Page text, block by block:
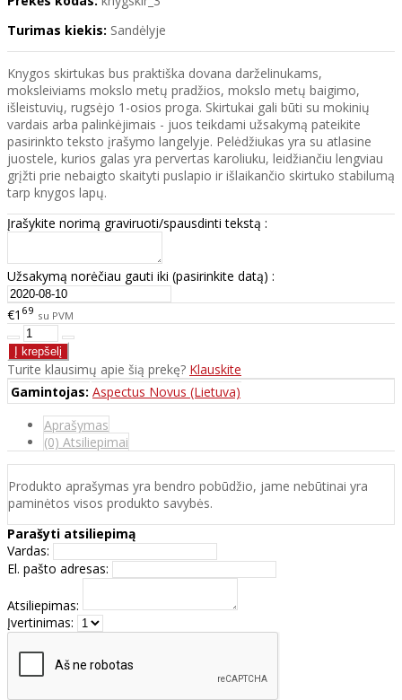
Turimas kiekis: Sandėlyje
Knygos skirtukas bus praktiška dovana darželinukams,
moksleiviams mokslo metų pradžios, mokslo metų baigimo,
išleistuvių, rugsėjo 1-osios proga. Skirtukai gali būti su mokinių
vardais arba palinkėjimais - juos teikdami užsakymą pateikite
pasirinkto teksto įrašymo langelyje. Pelėdžiukas yra su atlasine
juostele, kurios galas yra pervertas karoliuku, leidžiančiu lengviau
grįžti prie nebaigto skaityti puslapio ir išlaikančio skirtuko stabilumą
tarp knygos lapų.
Įrašykite norimą graviruoti/spausdinti tekstą :
Užsakymą norėčiau gauti iki (pasirinkite datą) :
€1 69 su PVM
Turite klausimų apie šią prekę? Klauskite
Gamintojas: Aspectus Novus (Lietuva)
Aprašymas
(0) Atsiliepimai
Produkto aprašymas yra bendro pobūdžio, jame nebūtinai yra
paminėtos visos produkto savybės.
Parašyti atsiliepimą
Vardas:
El. pašto adresas:
Atsiliepimas:
Įvertinimas: